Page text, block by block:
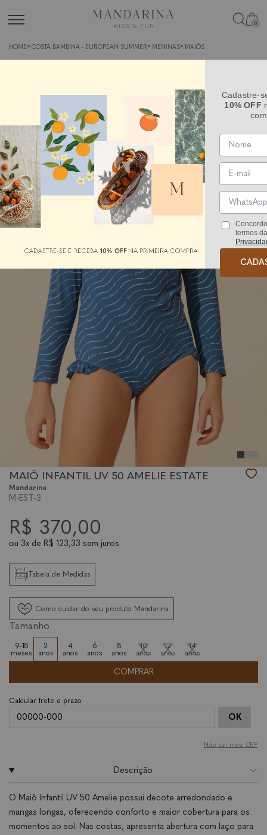
0
HOME COSTA BAMBINA - EUROPEAN SUMMER MENINAS MAIÔS
MAIÔ INFANTIL UV 50 AMELIE ESTATE
Mandarina
M-EST-3
R$ 370,00
ou 3x de R$ 123,33 sem juros
Tabela de Medidas
Como cuidar do seu produto Mandarina
Tamanho
9-18
meses
2
anos
4
anos
6
anos
8
anos
10
anos
12
anos
14
anos
COMPRAR
OK
Não sei meu CEP
Descrição
O Maiô Infantil UV 50 Amelie possui decote arredondado e
mangas longas, oferecendo conforto e maior cobertura para os
momentos ao sol. Nas costas, apresenta abertura com laço para
Cadastre-
10% OFF
termos